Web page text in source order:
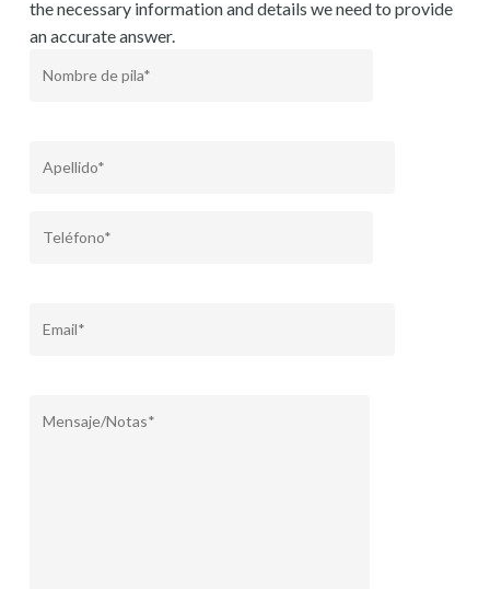
the necessary information and details we need to provide
an accurate answer.